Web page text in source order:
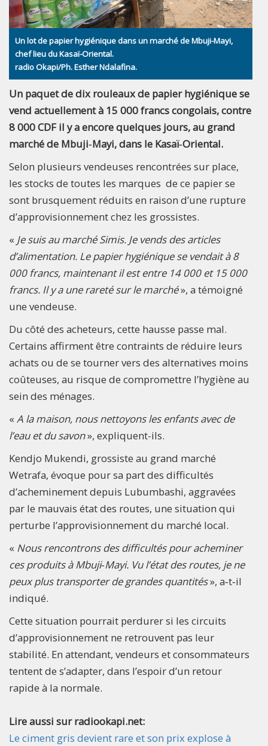
Un lot de papier hygiénique dans un marché de Mbuji-Mayi,
chef lieu du Kasaï-Oriental.
radio Okapi/Ph. Esther Ndalafina.
Un paquet de dix rouleaux de papier hygiénique se
vend actuellement à 15 000 francs congolais, contre
8 000 CDF il y a encore quelques jours, au grand
marché de Mbuji‑Mayi, dans le Kasaï‑Oriental.
Selon plusieurs vendeuses rencontrées sur place,
les stocks de toutes les marques de ce papier se
sont brusquement réduits en raison d’une rupture
d’approvisionnement chez les grossistes.
« Je suis au marché Simis. Je vends des articles
d’alimentation. Le papier hygiénique se vendait à 8
000 francs, maintenant il est entre 14 000 et 15 000
francs. Il y a une rareté sur le marché», a témoigné
une vendeuse.
Du côté des acheteurs, cette hausse passe mal.
Certains affirment être contraints de réduire leurs
achats ou de se tourner vers des alternatives moins
coûteuses, au risque de compromettre l’hygiène au
sein des ménages.
« A la maison, nous nettoyons les enfants avec de
l’eau et du savon», expliquent-ils.
Kendjo Mukendi, grossiste au grand marché
Wetrafa, évoque pour sa part des difficultés
d’acheminement depuis Lubumbashi, aggravées
par le mauvais état des routes, une situation qui
perturbe l’approvisionnement du marché local.
« Nous rencontrons des difficultés pour acheminer
ces produits à Mbuji‑Mayi. Vu l’état des routes, je ne
peux plus transporter de grandes quantités», a‑t‑il
indiqué.
Cette situation pourrait perdurer si les circuits
d’approvisionnement ne retrouvent pas leur
stabilité. En attendant, vendeurs et consommateurs
tentent de s’adapter, dans l’espoir d’un retour
rapide à la normale.
Lire aussi sur radiookapi.net:
Le ciment gris devient rare et son prix explose à